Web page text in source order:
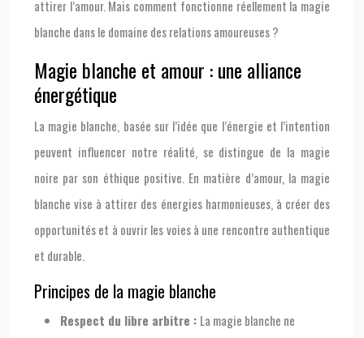
attirer l’amour. Mais comment fonctionne réellement la magie
blanche dans le domaine des relations amoureuses ?
Magie blanche et amour : une alliance
énergétique
La magie blanche, basée sur l’idée que l’énergie et l’intention
peuvent influencer notre réalité, se distingue de la magie
noire par son éthique positive. En matière d’amour, la magie
blanche vise à attirer des énergies harmonieuses, à créer des
opportunités et à ouvrir les voies à une rencontre authentique
et durable.
Principes de la magie blanche
Respect du libre arbitre : La magie blanche ne